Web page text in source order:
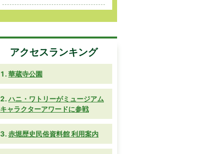
アクセスランキング
華蔵寺公園
ハニ・ワトリーがミュージアム
キャラクターアワードに参戦
赤堀歴史民俗資料館 利用案内